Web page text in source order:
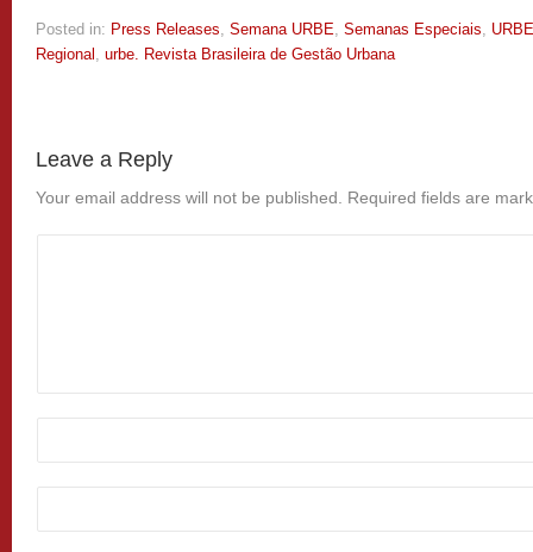
Posted in: Press Releases, Semana URBE, Semanas Especiais, URBE
Regional , urbe. Revista Brasileira de Gestão Urbana
Leave a Reply
Your email address will not be published. Required fields are